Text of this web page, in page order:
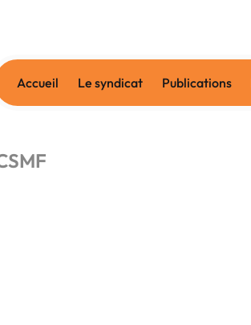
Accueil Le syndicat Publications